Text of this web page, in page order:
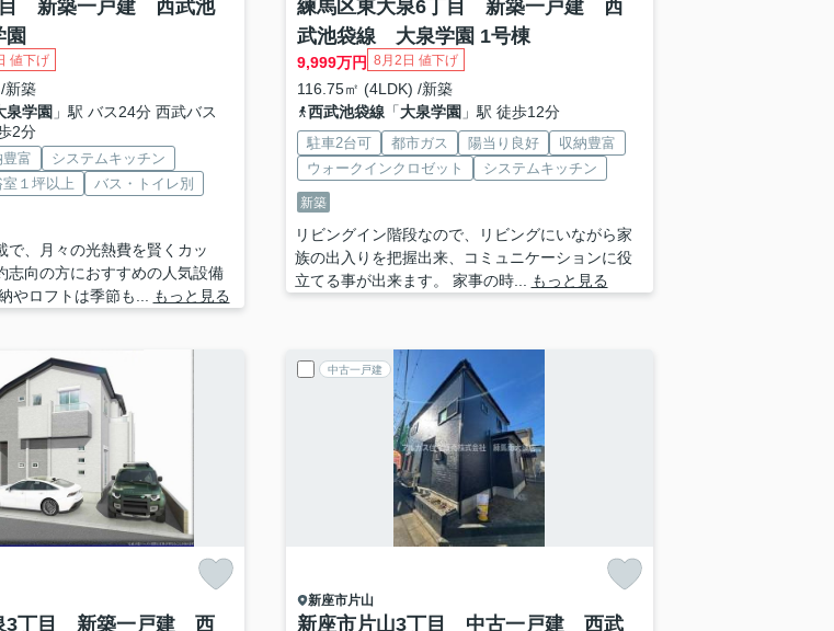
目 新築一戸建 西武池
値下げ
新築
泉学園 」駅 バス24分 西武バス
2分
豊富
システムキッチン
室１坪以上 バス・トイレ別
で、月々の光熱費を賢くカッ
志向の方におすすめの人気設備
やロフトは季節も...
もっと見る
練馬区東大泉6丁目 新築一戸建 西
武池袋線 大泉学園 1号棟
9,999万円 8月2日 値下げ
116.75㎡ (4LDK) /新築
西武池袋線「大泉学園 」駅 徒歩12分
駐車2台可 都市ガス 陽当り良好
収納豊富
ウォークインクロゼット
システムキッチン
新築
リビングイン階段なので、リビングにいながら家
族の出入りを把握出来、コミュニケーションに役
立てる事が出来ます。 家事の時...
もっと見る
3丁目 新築一戸建 西
中古一戸建
新座市片山
新座市片山3丁目 中古一戸建 西武